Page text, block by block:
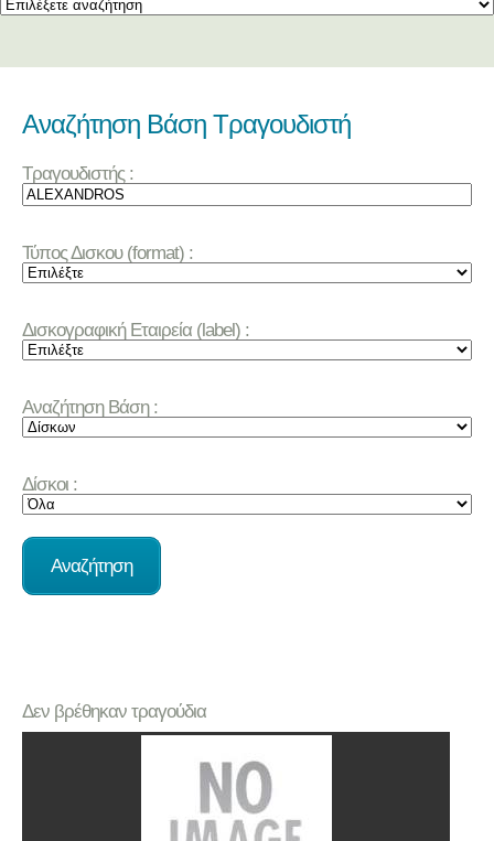
Αναζήτηση Βάση Τραγουδιστή
Τραγουδιστής :
Τύπος Δισκου (format) :
Δισκογραφική Εταιρεία (label) :
Αναζήτηση Βάση :
Δίσκοι :
Δεν βρέθηκαν τραγούδια